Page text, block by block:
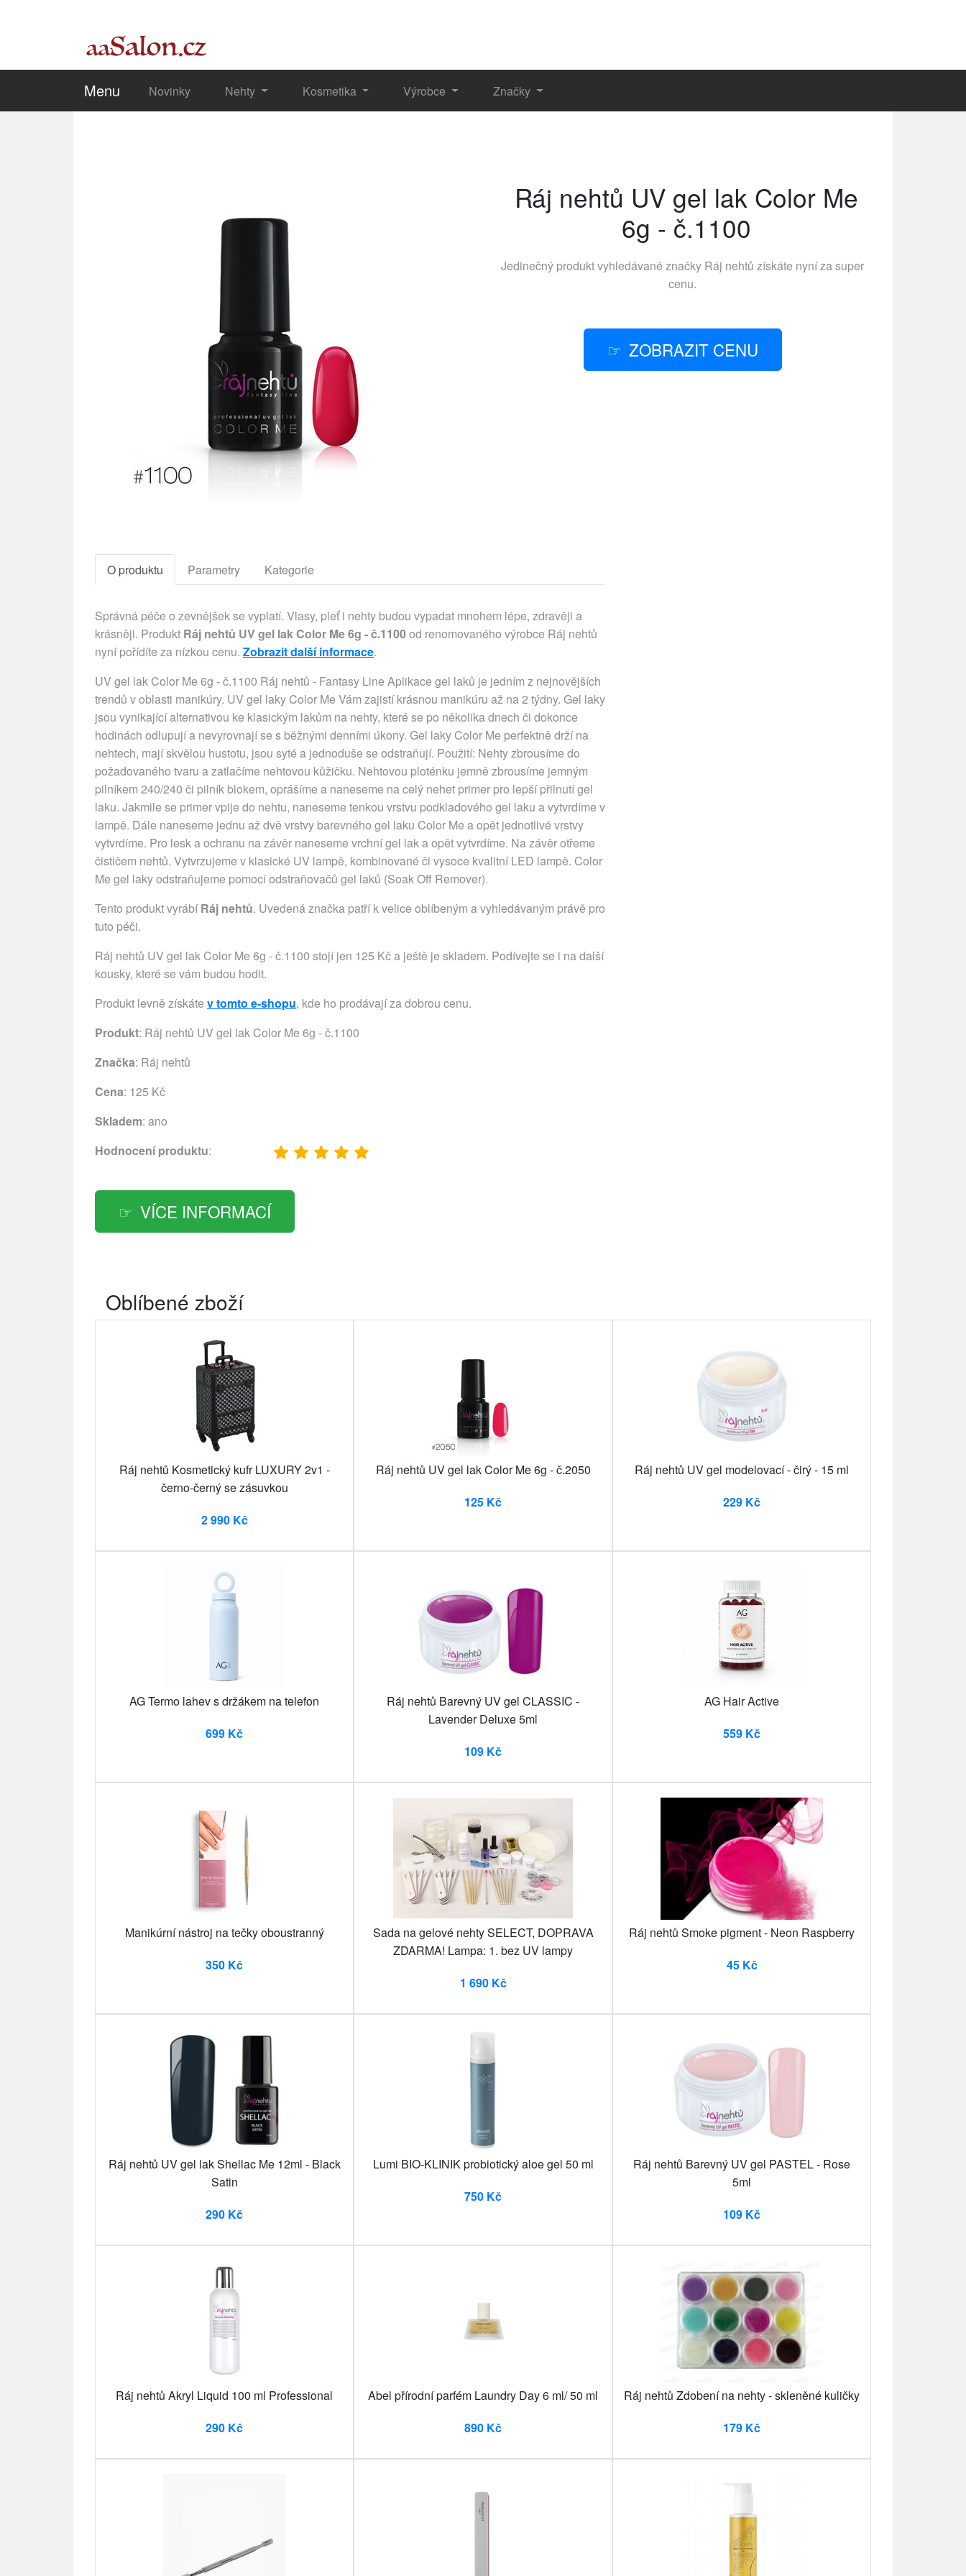
Menu Novinky Nehty Kosmetika Výrobce Značky
Ráj nehtů UV gel lak Color Me
6g - č.1100
Jedinečný produkt vyhledávané značky Ráj nehtů získáte nyní za super
cenu.
ZOBRAZIT CENU
O produktu Parametry Kategorie
Správná péče o zevnějšek se vyplatí. Vlasy, pleť i nehty budou vypadat mnohem lépe, zdravěji a
krásněji. Produkt Ráj nehtů UV gel lak Color Me 6g - č.1100od renomovaného výrobce Ráj nehtů
nyní pořídíte za nízkou cenu. Zobrazit další informace.
UV gel lak Color Me 6g - č.1100 Ráj nehtů - Fantasy Line Aplikace gel laků je jedním z nejnovějších
trendů v oblasti manikúry. UV gel laky Color Me Vám zajistí krásnou manikúru až na 2 týdny. Gel laky
jsou vynikající alternativou ke klasickým lakům na nehty, které se po několika dnech či dokonce
hodinách odlupují a nevyrovnají se s běžnými denními úkony. Gel laky Color Me perfektně drží na
nehtech, mají skvělou hustotu, jsou syté a jednoduše se odstraňují. Použití: Nehty zbrousíme do
požadovaného tvaru a zatlačíme nehtovou kůžičku. Nehtovou ploténku jemně zbrousíme jemným
pilníkem 240/240 či pilník blokem, oprášíme a naneseme na celý nehet primer pro lepší přilnutí gel
laku. Jakmile se primer vpije do nehtu, naneseme tenkou vrstvu podkladového gel laku a vytvrdíme v
lampě. Dále naneseme jednu až dvě vrstvy barevného gel laku Color Me a opět jednotlivé vrstvy
vytvrdíme. Pro lesk a ochranu na závěr naneseme vrchní gel lak a opět vytvrdíme. Na závěr otřeme
čističem nehtů. Vytvrzujeme v klasické UV lampě, kombinované či vysoce kvalitní LED lampě. Color
Me gel laky odstraňujeme pomocí odstraňovačů gel laků (Soak Off Remover).
Tento produkt vyrábíRáj nehtů. Uvedená značka patří k velice oblíbeným a vyhledávaným právě pro
tuto péči.
Ráj nehtů UV gel lak Color Me 6g - č.1100 stojí jen 125 Kč a ještě je skladem. Podívejte se i na další
kousky, které se vám budou hodit.
Produkt levně získáte v tomto e-shopu, kde ho prodávají za dobrou cenu.
Produkt: Ráj nehtů UV gel lak Color Me 6g - č.1100
Značka: Ráj nehtů
Cena: 125 Kč
Skladem: ano
Hodnocení produktu:
VÍCE INFORMACÍ
Oblíbené zboží
Ráj nehtů Kosmetický kufr LUXURY 2v1 -
černo-černý se zásuvkou
2 990 Kč
Ráj nehtů UV gel lak Color Me 6g - č.2050
125 Kč
Ráj nehtů UV gel modelovací - čirý - 15 ml
229 Kč
AG Termo lahev s držákem na telefon
699 Kč
Ráj nehtů Barevný UV gel CLASSIC -
Lavender Deluxe 5ml
109 Kč
AG Hair Active
559 Kč
Manikúrní nástroj na tečky oboustranný
350 Kč
Sada na gelové nehty SELECT, DOPRAVA
ZDARMA! Lampa: 1. bez UV lampy
1 690 Kč
Ráj nehtů Smoke pigment - Neon Raspberry
45 Kč
Ráj nehtů UV gel lak Shellac Me 12ml - Black
Satin
290 Kč
Lumi BIO-KLINIK probiotický aloe gel 50 ml
750 Kč
Ráj nehtů Barevný UV gel PASTEL - Rose
5ml
109 Kč
Ráj nehtů Akryl Liquid 100 ml Professional
290 Kč
Abel přírodní parfém Laundry Day 6 ml/ 50 ml
890 Kč
Ráj nehtů Zdobení na nehty - skleněné kuličky
179 Kč